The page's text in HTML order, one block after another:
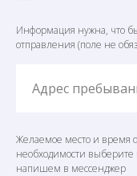
Информация нужна, что
отправления (поле не
Адрес
Желаемое место и время
необходимости
напишем в мессенджер